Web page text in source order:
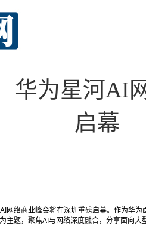
华为星河AI
启幕
网络商业峰会将在深圳重磅启幕。作为华为
主题，聚焦AI与网络深度融合，分享面向大